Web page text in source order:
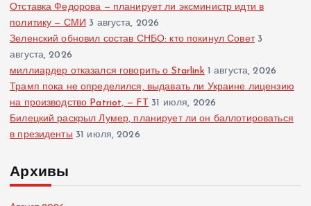
Отставка Федорова — планирует ли эксминистр идти в
политику — СМИ 3 августа, 2026
Зеленский обновил состав СНБО: кто покинул Совет 3
августа, 2026
миллиардер отказался говорить о Starlink 1 августа, 2026
Трамп пока не определился, выдавать ли Украине лицензию
на производство Patriot, — FT 31 июля, 2026
Билецкий раскрыл Лумер, планирует ли он баллотироваться
в президенты 31 июля, 2026
Архивы